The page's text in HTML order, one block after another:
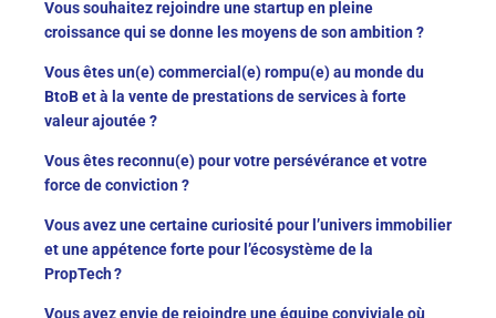
Vous souhaitez rejoindre une startup en pleine
croissance qui se donne les moyens de son ambition ?
Vous êtes un(e) commercial(e) rompu(e) au monde du
BtoB et à la vente de prestations de services à forte
valeur ajoutée ?
Vous êtes reconnu(e) pour votre persévérance et votre
force de conviction ?
Vous avez une certaine curiosité pour l’univers immobilier
et une appétence forte pour l’écosystème de la
PropTech ?
Vous avez envie de rejoindre une équipe conviviale où